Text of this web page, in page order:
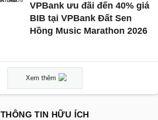
VPBank ưu đãi đến 40% giá
BIB tại VPBank Đất Sen
Hồng Music Marathon 2026
Xem thêm
THÔNG TIN HỮU ÍCH